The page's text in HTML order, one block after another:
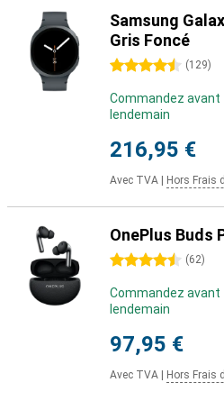
Samsung
Gris Foncé
4.5 étoiles (129)
Commandez avant
lendemain
216,95 €
Avec TVA Hors Frais
OnePlus Buds
4.5 étoiles (62)
Commandez avant
lendemain
97,95 €
Avec TVA Hors Frais